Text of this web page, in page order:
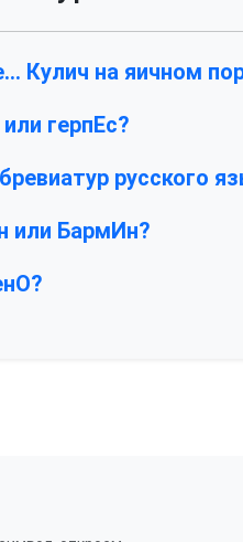
Кулич на яичном
герпЕс?
русского
или БармИн?